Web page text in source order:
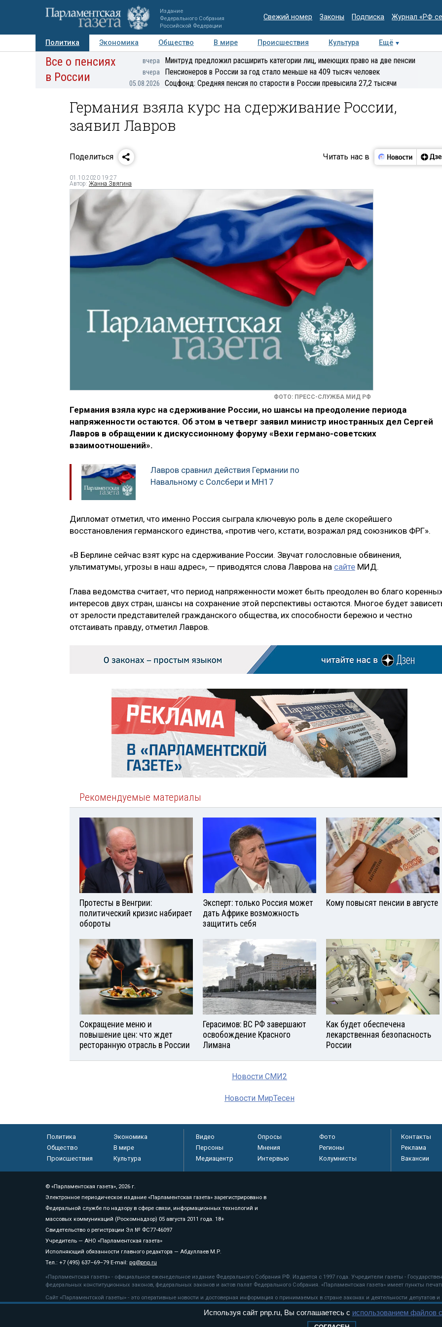
Издание
Федерального Собрания
Российской Федерации
Свежий номер Законы Подписка Журнал «РФ
Политика Экономика Общество В мире Происшествия Культура
Ещё
Авторы Персоны Мнения Регионы Медиацентр Интервью Колумнисты
Все о пенсиях
в России
вчера Минтруд предложил расширить категории лиц, имеющих право на две пенсии
вчера Пенсионеров в России за год стало меньше на 409 тысяч человек
05.08.2026 Соцфонд: Средняя пенсия по старости в России превысила 27,2 тысячи
Германия взяла курс на сдерживание России,
заявил Лавров
Поделиться Читать нас в
01.10.2020 19:27
Автор: Жанна Звягина
ФОТО: ПРЕСС-СЛУЖБА МИД РФ
Германия взяла курс на сдерживание России, но шансы на преодоление периода
напряженности остаются. Об этом в четверг заявил министр иностранных дел Сергей
Лавров в обращении к дискуссионному форуму «Вехи германо-советских
взаимоотношений».
Лавров сравнил действия Германии по
Навальному с Солсбери и MH17
Дипломат отметил, что именно Россия сыграла ключевую роль в деле скорейшего
восстановления германского единства, «против чего, кстати, возражал ряд союзников ФРГ».
«В Берлине сейчас взят курс на сдерживание России. Звучат голословные обвинения,
ультиматумы, угрозы в наш адрес», — приводятся слова Лаврова на сайте МИД.
Глава ведомства считает, что период напряженности может быть преодолен во благо
интересов двух стран, шансы на сохранение этой перспективы остаются. Многое будет
от зрелости представителей гражданского общества, их способности бережно и честно
отстаивать правду, отметил Лавров.
Рекомендуемые материалы
Протесты в Венгрии:
политический кризис набирает
обороты
Эксперт: только Россия может
дать Африке возможность
защитить себя
Кому повысят пенсии в августе
Сокращение меню и
повышение цен: что ждет
ресторанную отрасль в России
Герасимов: ВС РФ завершают
освобождение Красного
Лимана
Как будет обеспечена
лекарственная безопасность
России
Новости СМИ2
Новости МирТесен
Политика
Экономика
Общество
В мире
Происшествия
Культура
Видео Опросы
Фото
Персоны
Мнения
Регионы
Медиацентр
Интервью Колумнисты
Контакты
Реклама
Вакансии
© «Парламентская газета», 2026 г.
Электронное периодическое издание «Парламентская газета» зарегистрировано в
Федеральной службе по надзору в сфере связи, информационных технологий и
массовых коммуникаций (Роскомнадзор) 05 августа 2011 года. 18+
Свидетельство о регистрации Эл № ФС77-46097
Учредитель — АНО «Парламентская газета»
Исполняющий обязанности главного редактора — Абдуллаев М.Р.
Тел.: +7 (495) 637–69–79 E-mail: pg@pnp.ru
«Парламентская газета» - официальное еженедельное издание Федерального Собрания РФ. Издается с 1997 года. Учредители газеты -
федеральных конституционных законов, федеральных законов и актов палат Федерального Собрания. «Парламентская газета» имеет пункты
Сайт «Парламентской газеты» - это оперативные новости и достоверная информация о принимаемых в стране законах и деятельности депутатов
«Парламентской газеты» активная ссылка на pnp.ru обязательна.
рекомендательные технологии
Используя сайт pnp.ru, Вы соглашаетесь с использованием файлов